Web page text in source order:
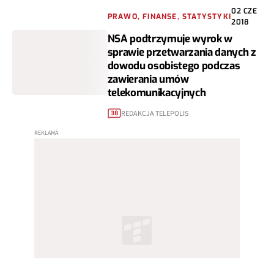
PRAWO, FINANSE, STATYSTYKI
02 CZE
2018
NSA podtrzymuje wyrok w
sprawie przetwarzania danych z
dowodu osobistego podczas
zawierania umów
telekomunikacyjnych
38 REDAKCJA TELEPOLIS